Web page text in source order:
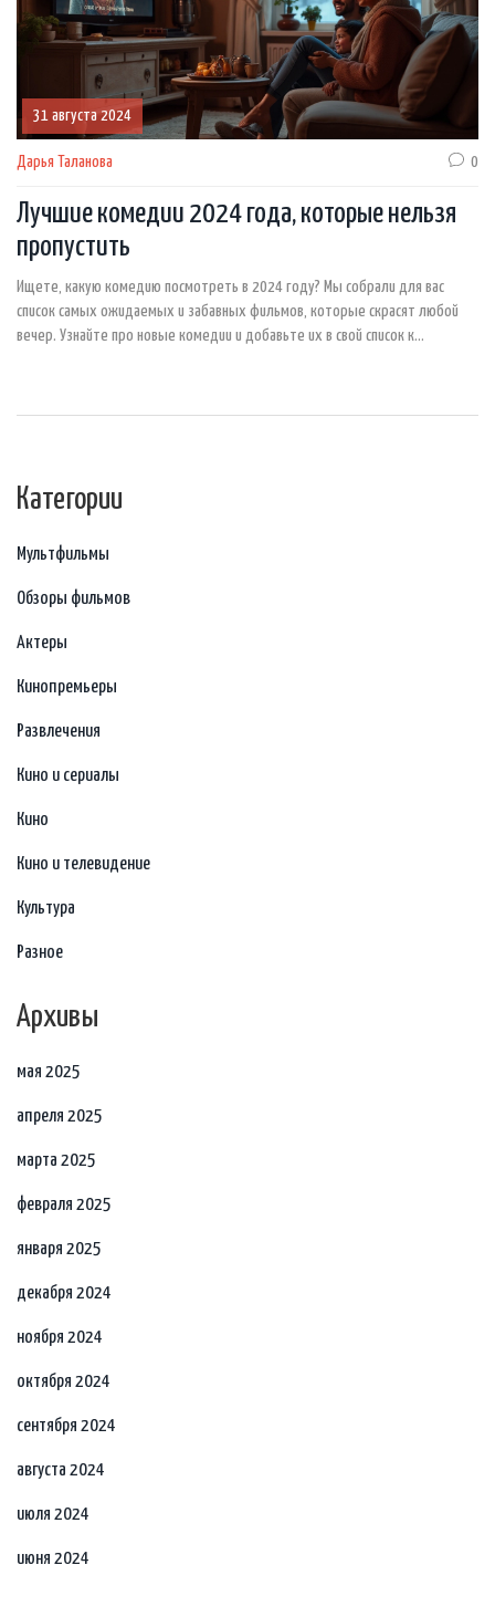
31 августа 2024
Дарья Таланова 0
Лучшие комедии 2024 года, которые нельзя
пропустить
Ищете, какую комедию посмотреть в 2024 году? Мы собрали для вас
список самых ожидаемых и забавных фильмов, которые скрасят любой
вечер. Узнайте про новые комедии и добавьте их в свой список к
Категории
Мультфильмы
Обзоры фильмов
Актеры
Кинопремьеры
Развлечения
Кино и сериалы
Кино
Кино и телевидение
Культура
Разное
Архивы
мая 2025
апреля 2025
марта 2025
февраля 2025
января 2025
декабря 2024
ноября 2024
октября 2024
сентября 2024
августа 2024
июля 2024
июня 2024